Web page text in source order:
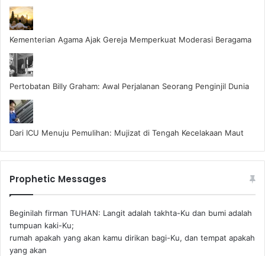
Kementerian Agama Ajak Gereja Memperkuat Moderasi Beragama
Pertobatan Billy Graham: Awal Perjalanan Seorang Penginjil Dunia
Dari ICU Menuju Pemulihan: Mujizat di Tengah Kecelakaan Maut
Prophetic Messages
Beginilah firman TUHAN: Langit adalah takhta-Ku dan bumi adalah
tumpuan kaki-Ku;
rumah apakah yang akan kamu dirikan bagi-Ku, dan tempat apakah
yang akan